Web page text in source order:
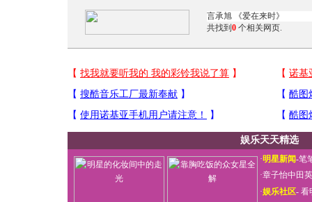
共找到 0 个相关网页.
娱乐天天精选
·明星新闻-笔
·章子怡中田
·娱乐社区- 看